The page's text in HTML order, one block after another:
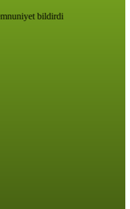
bildirdi